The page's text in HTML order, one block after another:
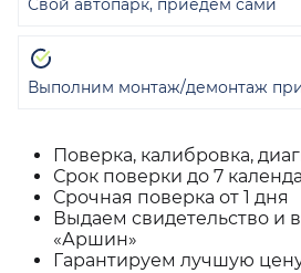
Поверка, калибровка,
Срок поверки до 7
Срочная поверка от 1 дня
Выдаем свидетельство и
«Аршин»
Гарантируем лучшую
Свой автопарк, приедем сами
Выполним монтаж/демонтаж